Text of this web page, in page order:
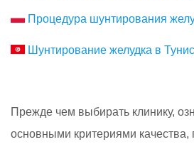
Процедура шунтирования
Шунтирование желудка в
Прежде чем выбирать клинику,
основными критериями